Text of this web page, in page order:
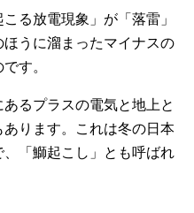
る放電現象」が「落雷」
うに溜まったマイナスの
す。
るプラスの電気と地上と
ります。これは冬の日本
「鰤起こし」とも呼ばれ